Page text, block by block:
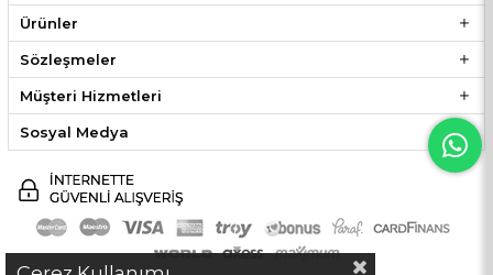
Ürünler
Sözleşmeler
Müşteri Hizmetleri
Sosyal Medya